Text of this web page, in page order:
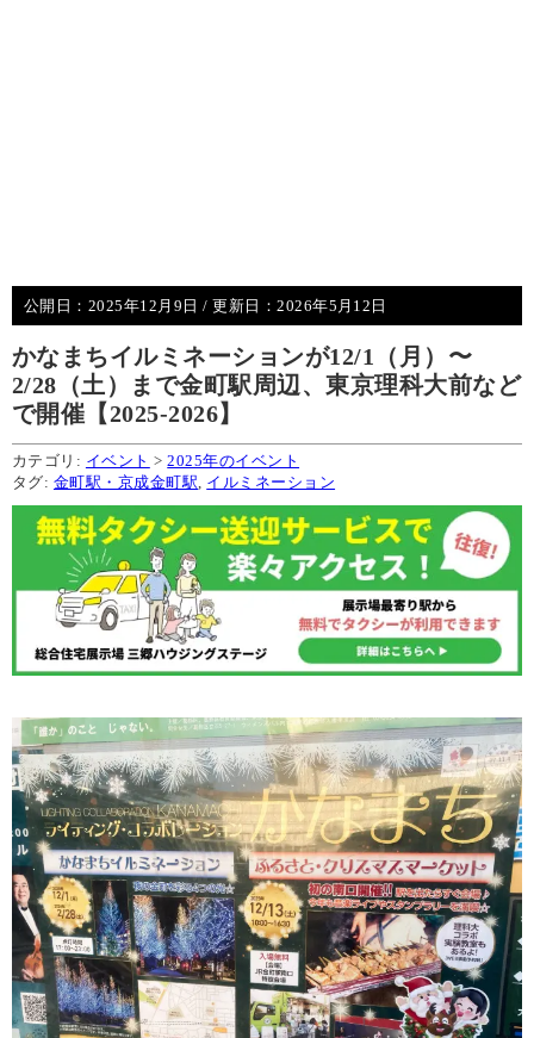
公開日： 2025年12月9日 / 更新日：2026年5月12日
かなまちイルミネーションが12/1（月）〜
2/28（土）まで金町駅周辺、東京理科大前など
で開催【2025-2026】
カテゴリ: イベント >2025年のイベント
タグ: 金町駅・京成金町駅 イルミネーション